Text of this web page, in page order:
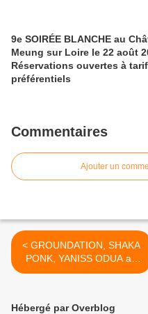
9e SOIRÉE BLANCHE au
Meung sur Loire le 22 août
Réservations ouvertes à
préférentiels
Commentaires
Ajouter un
< GROUNDATION, SHAKA
PONK, YANISS ODUA au
programme du FESTIVAL
Hébergé par Overblog